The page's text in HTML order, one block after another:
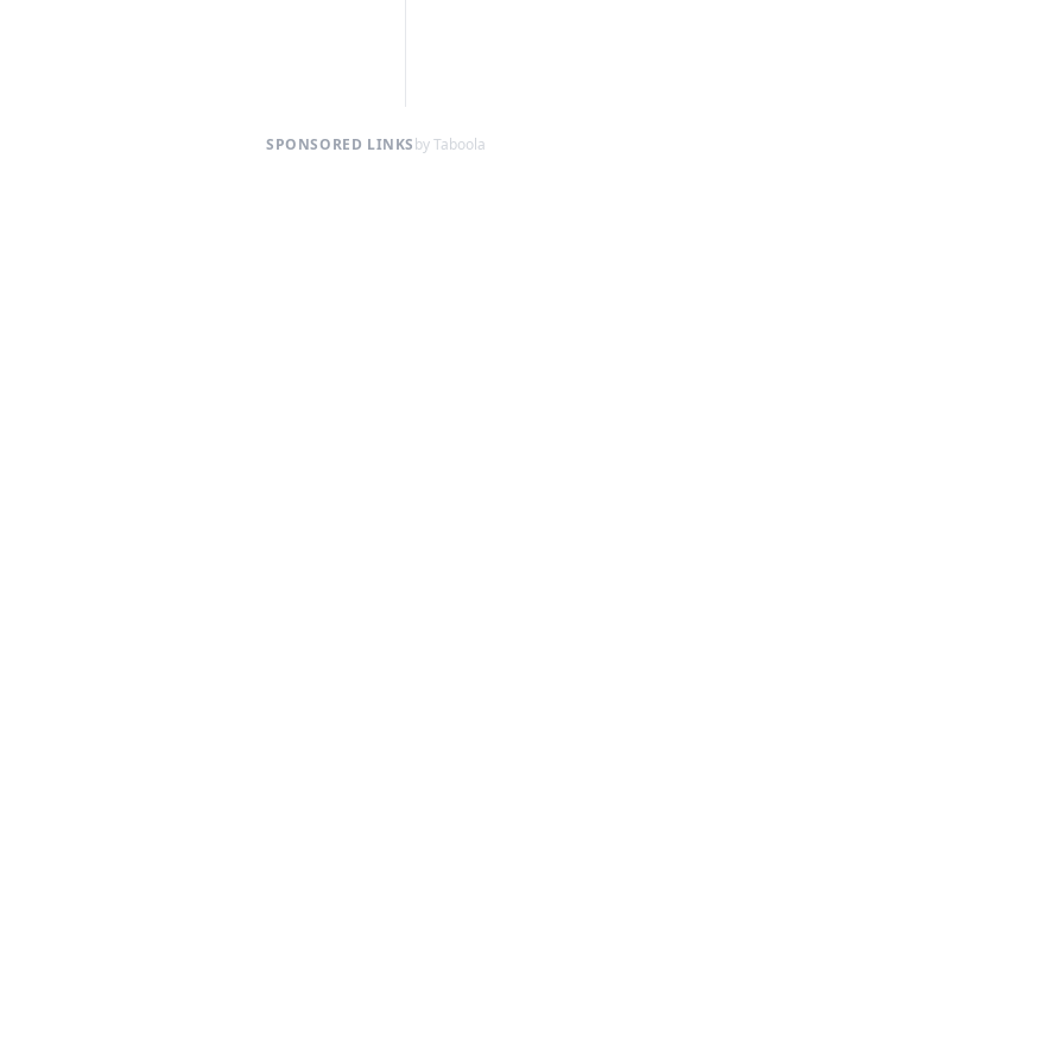
SPONSORED LINKSby Taboola